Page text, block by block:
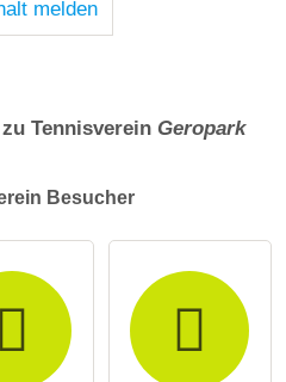
melden
Tennisverein Geropark
Besucher